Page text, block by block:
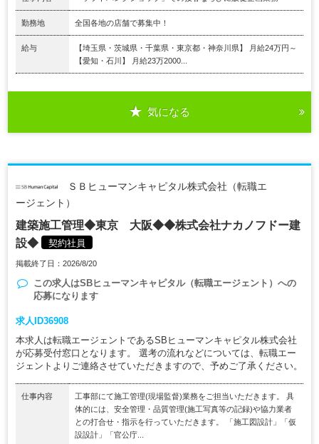
勤務地 全国各地の店舗で募集中！
給与
【埼玉県・茨城県・千葉県・東京都・神奈川県】 月給24万円～
【愛知・石川】 月給23万2000...
気になる
ＳＢヒューマンキャピタル株式会社（転職エ
ージェント）
建築施工管理◆東京 大阪◆◆株式会社ナカノフドー建
設◆
契約社員
掲載終了日：2026/8/20
この求人はSBヒューマンキャピタル（転職エージェント） への
応募になります
求人ID36908
本求人は転職エージェントであるSBヒューマンキャピタル株式会社
が応募受付窓口となります。 選考の流れなどについては、転職エー
ジェントよりご連絡させていただきますので、予めご了承ください。
仕事内容
工事部にて施工管理(現場監督)業務をご担当いただきます。 具
体的には、安全管理・品質管理(施工写真等の記録)や協力業者
との打合せ・指示を行っていただきます。 「施工図設計」「仮
設設計」「官公庁...